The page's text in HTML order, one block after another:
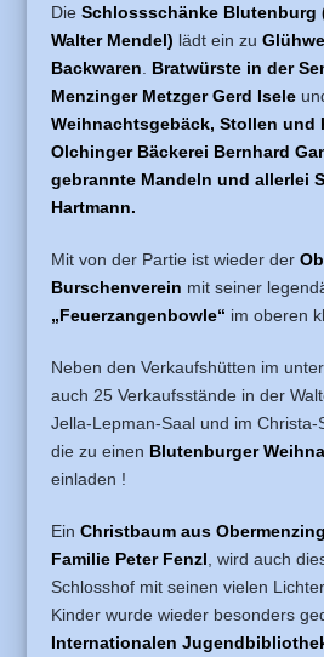
DieSchlossschänke Blutenburg
Walter Mendel) lädt ein zu
Backwaren
Bratwürste in der
Menzinger Metzger Gerd Isele
Weihnachtsgebäck, Stollen und
Olchinger Bäckerei Bernhard
gebrannte Mandeln und allerlei
Hartmann.
Mit von der Partie ist wieder der
Burschenverein mit seiner
„Feuerzangenbowle“ im oberen
Neben den Verkaufshütten im
auch 25 Verkaufsstände in der
Jella-Lepman-Saal und im Christa-
die zu einen Blutenburger
einladen !
EinChristbaum aus Obermenzing
Familie Peter Fenzl , wird auch
Schlosshof mit seinen vielen
Kinder wurde wieder besonders
Internationalen